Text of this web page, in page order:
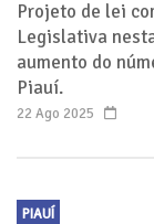
Projeto de lei
Legislativa
aumento do
Piauí.
22 Ago 2025
PIAUÍ